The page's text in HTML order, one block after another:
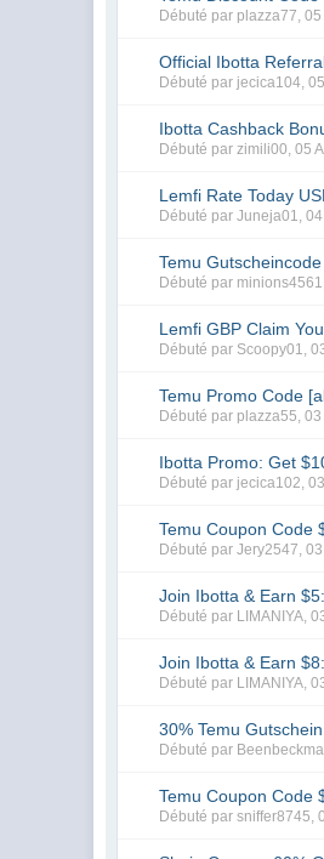
Débuté par plazza77,05
Official Ibotta
Débuté par jecica104,
Ibotta Cashback
Débuté parzimili00,05
Lemfi Rate Today
Débuté parJuneja01,
Temu
Débuté par minions4561
Lemfi GBP Claim
Débuté par Scoopy01,
Temu Promo Code
Débuté par plazza55,03
Ibotta Promo: Get
Débuté par jecica102,
Temu Coupon Code
Débuté parJery2547,
Join Ibotta & Earn
Débuté par LIMANIYA,
Join Ibotta & Earn
Débuté par LIMANIYA,
30% Temu
Débuté par
Temu Coupon Code
Débuté parsniffer8745,